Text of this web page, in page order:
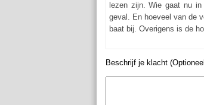
lezen zijn. Wie gaat nu
geval. En hoeveel van de
baat bij. Overigens is de
Beschrijf je klacht